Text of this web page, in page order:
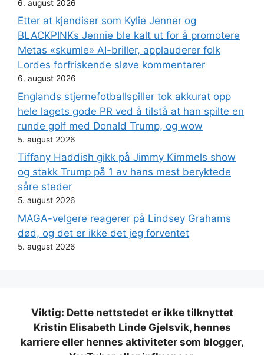
6. august 2026
Etter at kjendiser som Kylie Jenner og
BLACKPINKs Jennie ble kalt ut for å promotere
Metas «skumle» AI-briller, applauderer folk
Lordes forfriskende sløve kommentarer
6. august 2026
Englands stjernefotballspiller tok akkurat opp
hele lagets gode PR ved å tilstå at han spilte en
runde golf med Donald Trump, og wow
5. august 2026
Tiffany Haddish gikk på Jimmy Kimmels show
og stakk Trump på 1 av hans mest beryktede
såre steder
5. august 2026
MAGA-velgere reagerer på Lindsey Grahams
død, og det er ikke det jeg forventet
5. august 2026
Viktig: Dette nettstedet er ikke tilknyttet
Kristin Elisabeth Linde Gjelsvik, hennes
karriere eller hennes aktiviteter som blogger,